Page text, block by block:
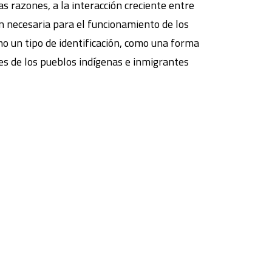
razones, a la interacción creciente entre
necesaria para el funcionamiento de los
un tipo de identificación, como una forma
de los pueblos indígenas e inmigrantes